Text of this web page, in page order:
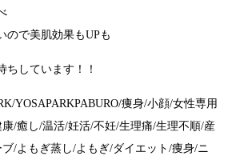
ので美肌効果もUPも
ちしています！！
YOSAPARKPABURO/痩身/小顔/女性専用
/癒し/温活/妊活/不妊/生理痛/生理不順/産
/よもぎ蒸し/よもぎ/ダイエット/痩身/ニ